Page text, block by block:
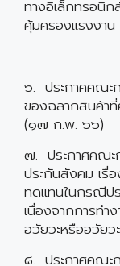
ทางอิเล็กทรอนิ
คุ้มครองแรงงา
๖. ประกาศคณะ
ของฉลากสินค้า
(๑๗ ก.พ. ๖๖)
๗. ประกาศคณะ
ประกันสังคม เรื่
ทดแทนในกรณีป
เนื่องจากการท
อวัยวะหรืออวัย
๘. ประกาศคณะ